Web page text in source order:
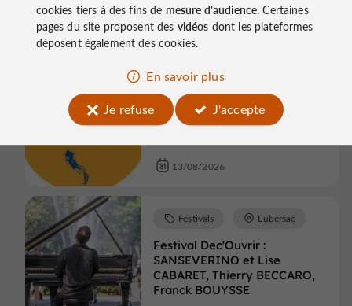
divorce
13/08/2026
Festival de la Luzège : Figaro
13/08/2026
Festival Dec'Ouvrir :
SANSEVERINO et Lise
CABARET, Thierry BECCARO,
Franck BOUYSSE
Festivals Lubersac
cookies tiers à des fins de mesure d'audience. Certaines
pages du site proposent des vidéos dont les plateformes
déposent également des cookies.
En savoir plus
Je refuse
J'accepte